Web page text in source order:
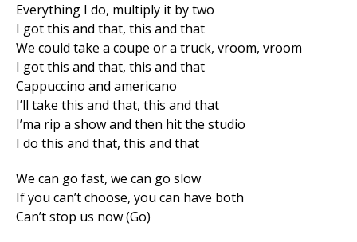
Everything I do, multiply it by two
I got this and that, this and that
We could take a coupe or a truck, vroom, vroom
I got this and that, this and that
Cappuccino and americano
I’ll take this and that, this and that
I’ma rip a show and then hit the studio
I do this and that, this and that
We can go fast, wе can go slow
If you can’t choose, you can have both
Can’t stop us now (Go)